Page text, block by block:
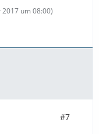
2017 um 08:00)
#7